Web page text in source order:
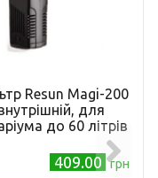
Resun Magi-200
для
до 60 літрів
409.00 грн